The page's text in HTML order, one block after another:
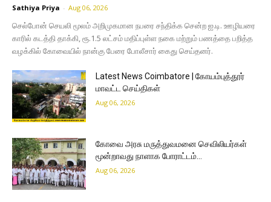
Sathiya Priya - Aug 06, 2026
செல்போன் செயலி மூலம் அறிமுகமான நபரை சந்திக்க சென்ற ஐ.டி. ஊழியரை
காரில் கடத்தி தாக்கி, ரூ.1.5 லட்சம் மதிப்புள்ள நகை மற்றும் பணத்தை பறித்த
வழக்கில் கோவையில் நான்கு பேரை போலீசார் கைது செய்தனர்.
Latest News Coimbatore | கோயம்புத்தூர்
மாவட்ட செய்திகள்
Aug 06, 2026
கோவை அரசு மருத்துவமனை செவிலியர்கள்
மூன்றாவது நாளாக போராட்டம்…
Aug 06, 2026